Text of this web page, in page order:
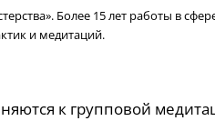
Более 15 лет работы в
и медитаций.
к групповой